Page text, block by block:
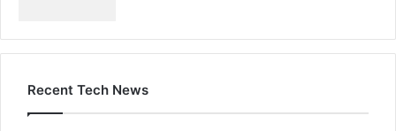
Recent Tech News